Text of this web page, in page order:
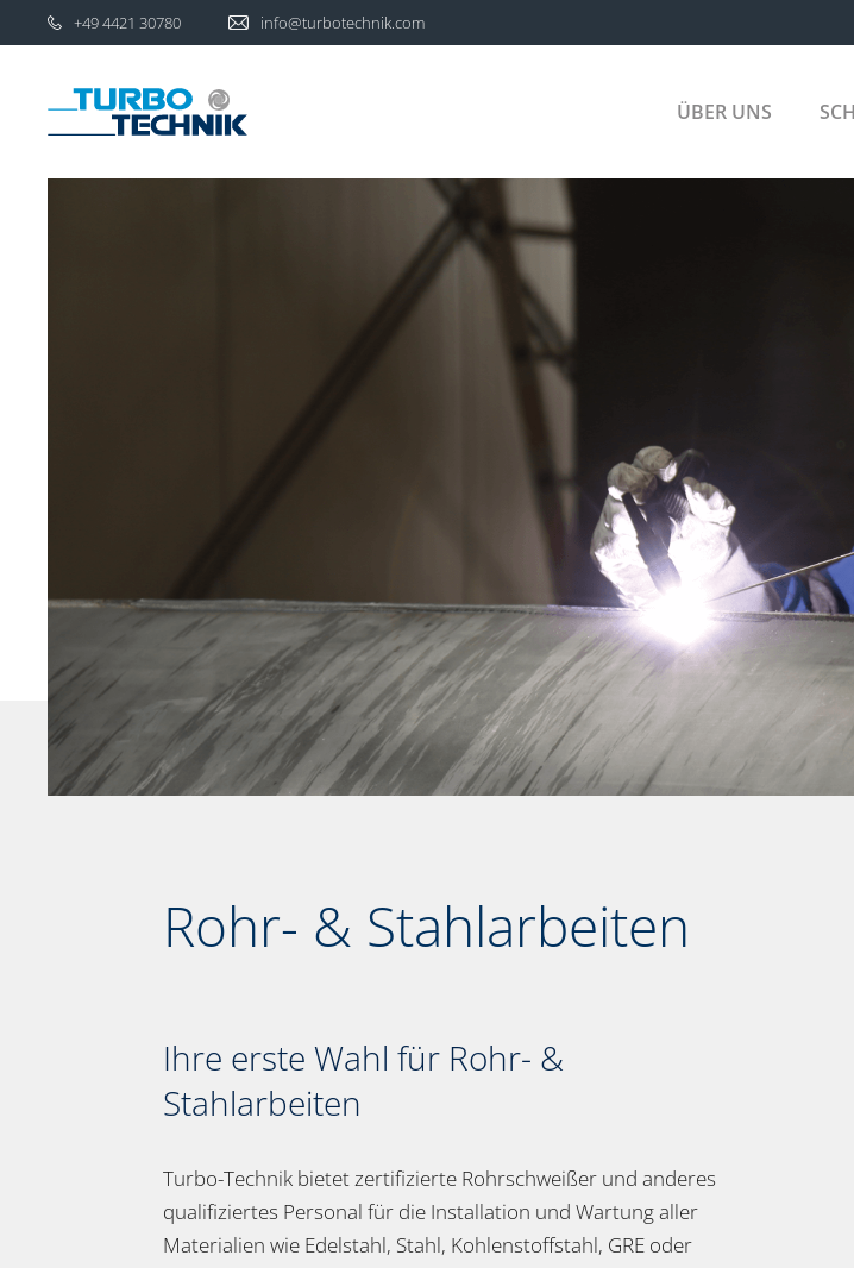
+49 4421 30780 info@turbotechnik.com
ÜBER UNS
Rohr- & Stahlarbeiten
Ihre erste Wahl für Rohr- &
Stahlarbeiten
Turbo-Technik bietet zertifizierte Rohrschweißer und anderes
qualifiziertes Personal für die Installation und Wartung aller
Materialien wie Edelstahl, Stahl, Kohlenstoffstahl, GRE oder